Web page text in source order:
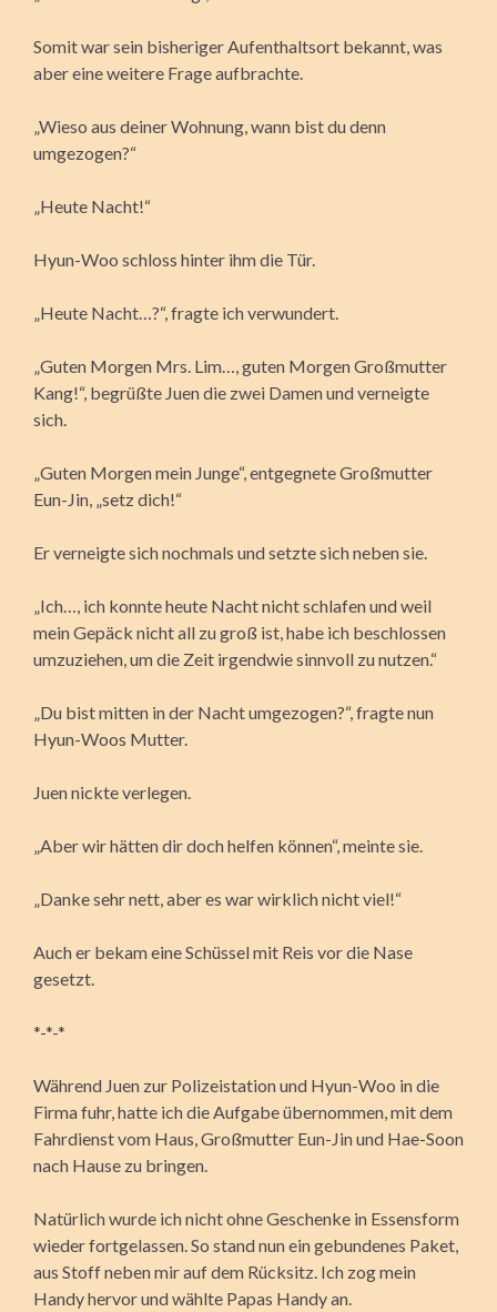
Somit war sein bisheriger Aufenthaltsort bekannt, was
aber eine weitere Frage aufbrachte.
„Wieso aus deiner Wohnung, wann bist du denn
umgezogen?“
„Heute Nacht!“
Hyun-Woo schloss hinter ihm die Tür.
„Heute Nacht…?“, fragte ich verwundert.
„Guten Morgen Mrs. Lim…, guten Morgen Großmutter
Kang!“, begrüßte Juen die zwei Damen und verneigte
sich.
„Guten Morgen mein Junge“, entgegnete Großmutter
Eun-Jin, „setz dich!“
Er verneigte sich nochmals und setzte sich neben sie.
„Ich…, ich konnte heute Nacht nicht schlafen und weil
mein Gepäck nicht all zu groß ist, habe ich beschlossen
umzuziehen, um die Zeit irgendwie sinnvoll zu nutzen.“
„Du bist mitten in der Nacht umgezogen?“, fragte nun
Hyun-Woos Mutter.
Juen nickte verlegen.
„Aber wir hätten dir doch helfen können“, meinte sie.
„Danke sehr nett, aber es war wirklich nicht viel!“
Auch er bekam eine Schüssel mit Reis vor die Nase
gesetzt.
*-*-*
Während Juen zur Polizeistation und Hyun-Woo in die
Firma fuhr, hatte ich die Aufgabe übernommen, mit dem
Fahrdienst vom Haus, Großmutter Eun-Jin und Hae-Soon
nach Hause zu bringen.
Natürlich wurde ich nicht ohne Geschenke in Essensform
wieder fortgelassen. So stand nun ein gebundenes Paket,
aus Stoff neben mir auf dem Rücksitz. Ich zog mein
Handy hervor und wählte Papas Handy an.